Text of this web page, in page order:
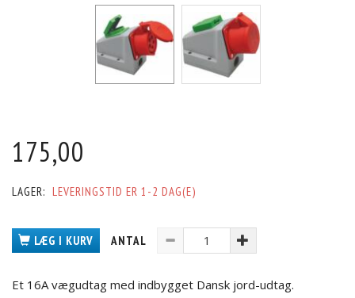
175,00
LAGER: LEVERINGSTID ER 1-2 DAG(E)
LÆG I KURV ANTAL
Et 16A vægudtag med indbygget Dansk jord-udtag.